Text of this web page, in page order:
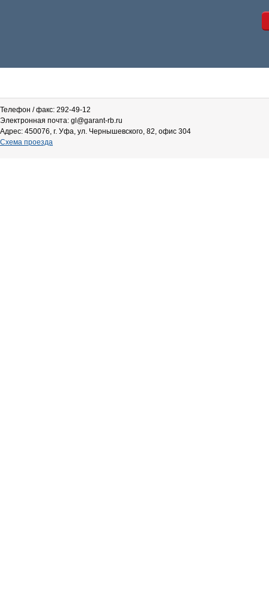
Телефон / факс: 292-49-12
Электронная почта: gl@garant-rb.ru
Адрес: 450076, г. Уфа, ул. Чернышевского, 82, офис 304
Схема проезда